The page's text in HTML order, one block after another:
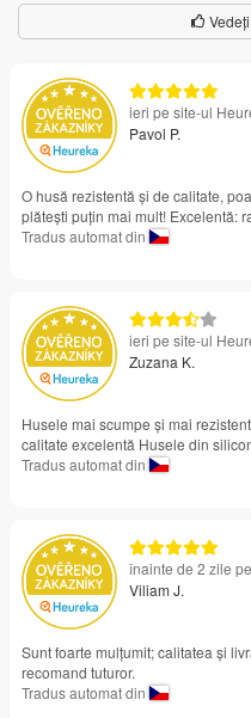
ieri pe site-ul
Pavol P.
O husă rezistentă și de calitate,
plătești puțin mai mult! Excelentă:
Tradus automat din
ieri pe site-ul
Zuzana K.
Husele mai scumpe și mai
calitate excelentă Husele din
Tradus automat din
înainte de 2 zile
Viliam J.
Sunt foarte mulțumit; calitatea și
recomand tuturor.
Tradus automat din